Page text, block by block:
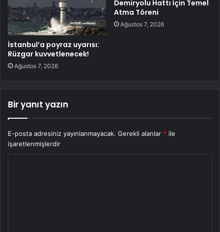
İstanbul’a poyraz uyarısı:
Rüzgar kuvvetlenecek!
Ağustos 7, 2026
Demiryolu Hattı İçin Temel
Atma Töreni
Ağustos 7, 2026
Bir yanıt yazın
E-posta adresiniz yayınlanmayacak. Gerekli alanlar * ile
işaretlenmişlerdir